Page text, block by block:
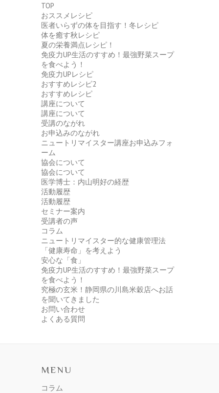
TOP
おススメレシピ
医者いらずの体を目指す！冬レシピ
体を癒す秋レシピ
夏の栄養満点レシピ！
免疫力UP生活のすすめ！最強野菜スープ
を食べよう！
免疫力UPレシピ
おすすめレシピ2
おすすめレシピ
講座について
講座について
受講のながれ
お申込みのながれ
ニュートリマイスター講座お申込みフォ
ーム
協会について
協会について
医学博士：内山明好の経歴
活動履歴
活動履歴
セミナー案内
受講者の声
コラム
ニュートリマイスター的な健康管理法
「健康寿命」を考えよう
安心な「食」
免疫力UP生活のすすめ！最強野菜スープ
を食べよう！
究極の玄米！静岡県の川島米穀店へお話
を聞いてきました
お問い合わせ
よくある質問
MENU
コラム